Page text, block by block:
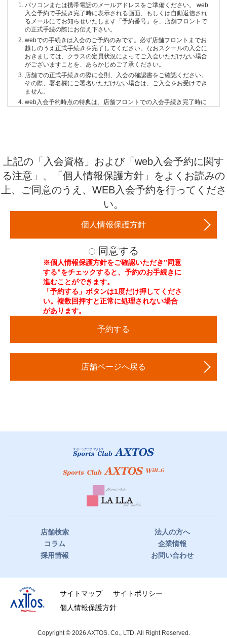
等の処分を受けたことがない方。
入会後、入会資格に該当しないことや虚偽の申告をしたことが
発覚した場合、その時点で退会となることをご了承ください。
また、現在の健康状態、会員資格及び入会申込書に記載した内
容（住所等）に相違が生じた場合は遅延なくお申し出くださ
い。
施設利用について
下記項目に該当すると当社が判断した場合には、クラブへの
入場をお断りすることがございます。また、入場後明らかに
なった場合はご退場いただくことがございます。
体調不良、伝染病など他人に伝染または感染する恐れのある疾病を
有する方。
会員の言動に対して、当クラブの安全配慮および秩序の維持から、
当社が不適当と判断した方。
自身の行動に制御が効かない状況にあり、他の利用者に影響が及ぶ
クラブの退会・休会等の各種手続きに関しては、変更希望月前月の1
日〜10日が手続き期間となります。
各種手続きには、署名が必要です。
※電話・Fax.・Ｅメール及びホームページからのお問合せではお受
けできません。
ご契約はご利用の有無にかかわらず、退会の手続きが完了するまで
継続されます。
自己の責任と危険負担において、また自己の健康管理に基づ
いてクラブ施設を利用していただきます。
賠償の責任を負いません。 また、クラブ施設の利用中、自己の
合は、当社は速やかにその賠償の責に任ずるものとします。
パソコンまたは携帯電話のメールアドレスをご準備ください。 web
入会予約で手続き完了時に表示される画面、もしくは自動返信され
るメールにてお知らせいたします「予約番号」を、店舗フロントで
の正式手続の際にお伝え下さい。
webでの手続きは入会のご予約のみです。必ず店舗フロントまでお
越しのうえ正式手続きを完了してください。なおスクールの入会に
おきましては、クラスの定員状況によってご入会いただけない場合
がございますことを、あらかじめご了承ください。
店舗での正式手続きの際に会則、入会の確認書をご確認ください。
その際、署名欄にご署名いただけない場合は、ご入会をお受けでき
ません。
web入会予約時点の特典は、店舗フロントでの入会手続き完了時に
自動返信メールが未着の場合でも、web入会予約完了時に画面に表
示されます「予約番号」を店舗フロントにてお伝えいただければご
入会手続は可能です。ご入会手続き時にメールアドレスを確認させ
ていただきます。
≪ご入会手続きに必要なもの≫
・発行された予約番号・入会金 （※スクール会員のみ。個人会員
は入会金はございません。）
・登録手数料（※キャンペーン内容やキャンペーン期間により金額
・通帳など口座情報がわかるもの
・金融機関届出印
・免許証など本人様が確認できるもの
入力途中で画面を長時間放置しますと、システムが中断される場合
がございます。このとき入力途中のデータは全て消去されますので
ご注意下さい。
ただきます。また、各種案内やその他必要な連絡をさせていただく
十六電算デジタルサービス株式会社に業務委託しております。
上記の「入会資格」および「web入会予約に関す
る注意」、「個人情報保護方針」を よくお読みの
上、ご同意のうえ、WEB入会予約を行ってくださ
い。
個人情報保護方針
同意する
※個人情報保護方針をご確認いただき”同意
する”をチェックすると、予約のお手続きに
進むことができます。
「予約する」ボタンは1度だけ押してくださ
い。複数回押すと正常に処理されない場合
があります。
予約する
店舗ページへ戻る
店舗検索
法人の方へ
コラム
企業情報
採用情報
お問い合わせ
サイトマップ
サイトポリシー
個人情報保護方針
Copyright © 2026 AXTOS. Co., LTD. All Right Reserved.